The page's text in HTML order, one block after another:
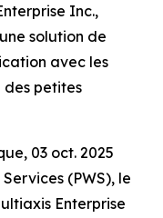
Inc.,
solution de
avec les
des petites
03 oct. 2025
(PWS), le
Enterprise